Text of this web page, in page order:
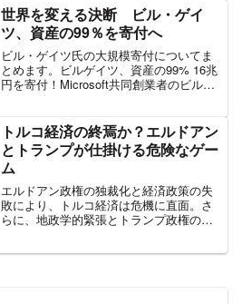
落があったとのことです。チャートで見
ると低下度合いが分...
世界を変える決断 ビル・ゲイ
ツ、資産の99％を寄付へ
ビル・ゲイツ氏の大規模寄付についてま
とめます。ビルゲイツ、資産の99% 16兆
円を寄付！Microsoft共同創業者のビル・
た。ゲイツ氏は今回、総額1070億ドル
（約1...
トルコ経済の終焉か？エルドアン
とトランプが仕掛ける危険なゲー
ム
エルドアン政権の独裁化と経済政策の失
敗により、トルコ経済は危機に直面。さ
らに、地政学的緊張とトランプ政権の圧